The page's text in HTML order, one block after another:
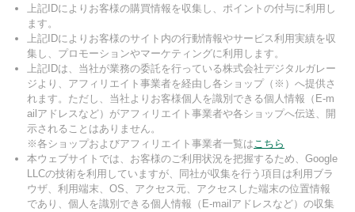
上記IDによりお客様の購買情報を収集し、ポイントの付与に利用し
ます。
上記IDによりお客様のサイト内の行動情報やサービス利用実績を収
集し、プロモーションやマーケティングに利用します。
上記IDは、当社が業務の委託を行っている株式会社デジタルガレー
ジより、アフィリエイト事業者を経由し各ショップ（※）へ提供さ
れます。ただし、当社よりお客様個人を識別できる個人情報（E-m
ailアドレスなど）がアフィリエイト事業者や各ショップへ伝送、開
示されることはありません。
※各ショップおよびアフィリエイト事業者一覧はこちら
本ウェブサイトでは、お客様のご利用状況を把握するため、Google
LLCの技術を利用していますが、同社が収集を行う項目は利用ブラ
ウザ、利用端末、OS、アクセス元、アクセスした端末の位置情報
であり、個人を識別できる個人情報（E-mailアドレスなど）の収集